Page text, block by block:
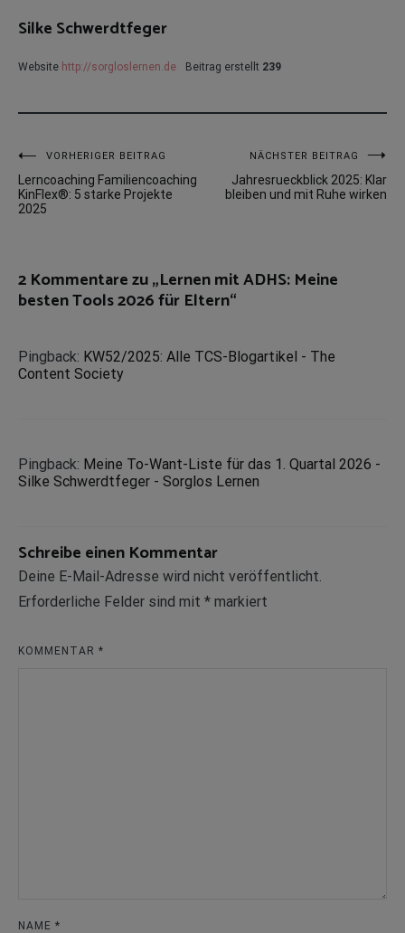
Silke Schwerdtfeger
Website http://sorgloslernen.de Beitrag erstellt 239
Beitragsnavigation
VORHERIGER BEITRAG
Lerncoaching Familiencoaching
KinFlex®: 5 starke Projekte
2025
NÄCHSTER BEITRAG
Jahresrueckblick 2025: Klar
bleiben und mit Ruhe wirken
2 Kommentare zu „Lernen mit ADHS: Meine
besten Tools 2026 für Eltern“
Pingback: KW52/2025: Alle TCS-Blogartikel - The
Content Society
Pingback: Meine To-Want-Liste für das 1. Quartal 2026 -
Silke Schwerdtfeger - Sorglos Lernen
Schreibe einen Kommentar
Deine E-Mail-Adresse wird nicht veröffentlicht.
Erforderliche Felder sind mit * markiert
KOMMENTAR *
NAME *